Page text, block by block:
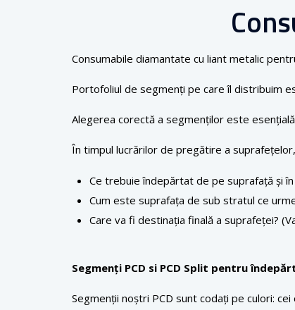
Consumabile diamantate cu liant metalic
Portofoliul de segmenți pe care îl distribuim
Alegerea corectă a segmenților este
În timpul lucrărilor de pregătire a
Ce trebuie îndepărtat de pe suprafață și
Cum este suprafața de sub stratul ce
Care va fi destinația finală a suprafeței?
Segmenți PCD si PCD Split pentru
Segmenții noștri PCD sunt codați pe culori: